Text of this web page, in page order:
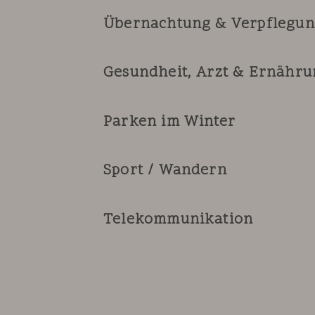
Übernachtung &
Gesundheit, Arzt &
Parken im Winter
Sport / Wandern
Telekommunikation